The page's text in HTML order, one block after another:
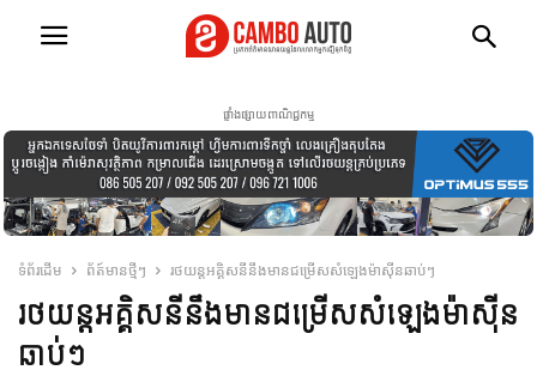
ផ្ទាំងផ្សាយពាណិជ្ជកម្ម
ទំព័រដើម ព័ត៍មានថ្មីៗ រថយន្តអគ្គិសនីនឹងមានជម្រើសសំឡេងម៉ាស៊ីនឆាប់ៗ
រថយន្តអគ្គិសនីនឹងមានជម្រើសសំឡេងម៉ាស៊ីន
ឆាប់ៗ